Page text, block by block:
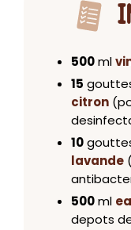
500ml
15
citron
10
lavande
500ml
depots